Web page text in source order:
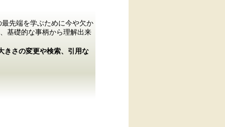
先端を学ぶために今や欠か
基礎的な事柄から理解出来
きさの変更や検索、引用な